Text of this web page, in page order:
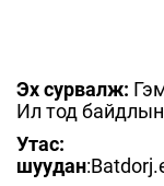
Эх сурвалж:
Ил тод
Утас:
шуудан